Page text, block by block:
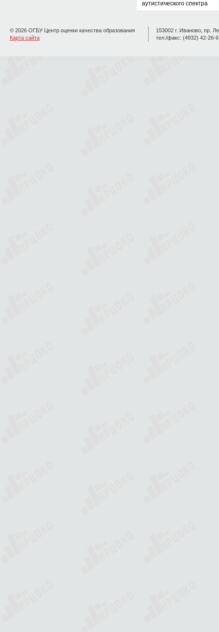
аутистического спектра
© 2026 ОГБУ Центр оценки качества образования
Карта сайта
153002 г. Иваново, пр.
тел./факс: (4932) 42-26-